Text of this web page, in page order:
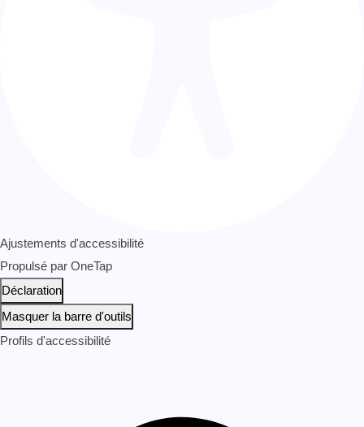
Ajustements d'accessibilité
Propulsé par OneTap
Déclaration
Masquer la barre d'outils
Profils d'accessibilité